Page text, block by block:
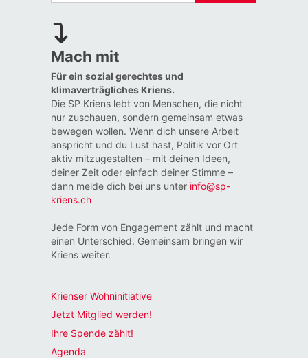
Mach mit
Für ein sozial gerechtes und
klimaverträgliches Kriens.
Die SP Kriens lebt von Menschen, die nicht
nur zuschauen, sondern gemeinsam etwas
bewegen wollen. Wenn dich unsere Arbeit
anspricht und du Lust hast, Politik vor Ort
aktiv mitzugestalten – mit deinen Ideen,
deiner Zeit oder einfach deiner Stimme –
dann melde dich bei uns unter info@sp-
kriens.ch
Jede Form von Engagement zählt und macht
einen Unterschied. Gemeinsam bringen wir
Kriens weiter.
Krienser Wohninitiative
Jetzt Mitglied werden!
Ihre Spende zählt!
Agenda